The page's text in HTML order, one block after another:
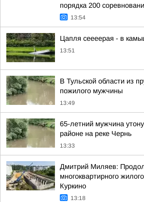
порядка 200
13:54
Цапля сеееерая - в
13:51
В Тульской области из
пожилого мужчины
13:49
65-летний мужчина
районе на реке Чернь
13:33
Дмитрий Миляев:
многоквартирного
Куркино
13:18